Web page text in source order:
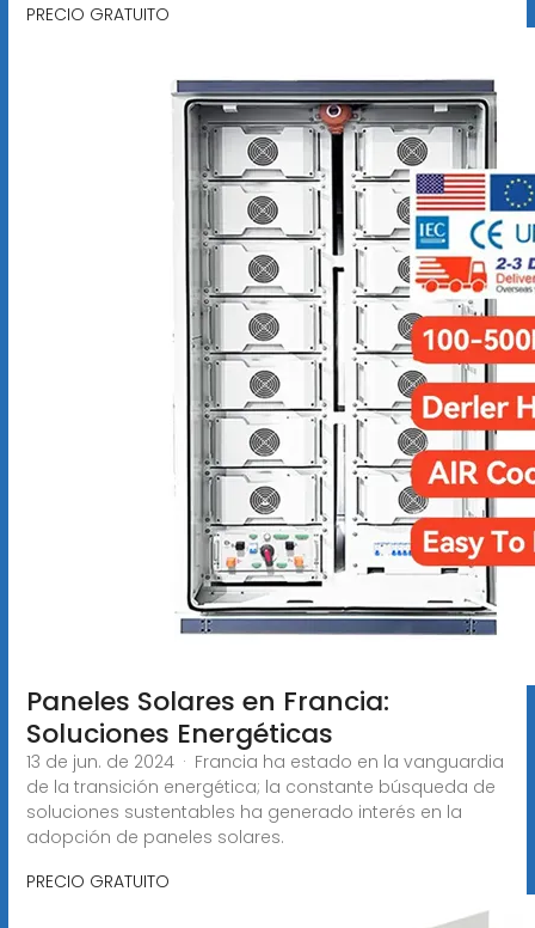
PRECIO GRATUITO
Paneles Solares en Francia:
Soluciones Energéticas
13 de jun. de 2024 · Francia ha estado en la vanguardia
de la transición energética; la constante búsqueda de
soluciones sustentables ha generado interés en la
adopción de paneles solares.
PRECIO GRATUITO